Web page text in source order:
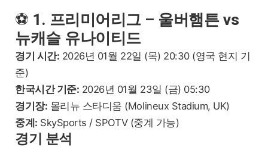
⚽ 1. 프리미어리그 – 울버햄튼 vs
뉴캐슬 유나이티드
경기 시간: 2026년 01월 22일 (목) 20:30 (영국 현지 기
준)
한국시간 기준: 2026년 01월 23일 (금) 05:30
경기장: 몰리뉴 스타디움 (Molineux Stadium, UK)
중계: SkySports / SPOTV (중계 가능)
경기 분석